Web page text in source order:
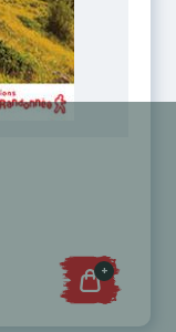
+